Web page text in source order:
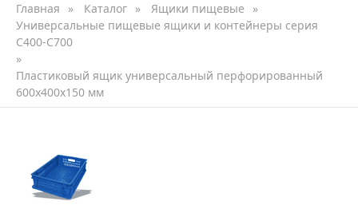
Главная » Каталог » Ящики пищевые
»
Универсальные пищевые ящики и контейнеры серия
C400-С700
»
Пластиковый ящик универсальный перфорированный
600х400х150 мм